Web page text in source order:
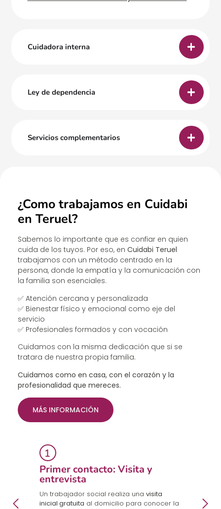
Cuidadora interna
Ley de dependencia
Servicios complementarios
¿Como trabajamos en Cuidabi
en Teruel?
Sabemos lo importante que es confiar en quien
cuida de los tuyos. Por eso, en Cuidabi Teruel
trabajamos con un método centrado en la
persona, donde la empatía y la comunicación con
la familia son esenciales.
✅ Atención cercana y personalizada
✅ Bienestar físico y emocional como eje del
servicio
✅ Profesionales formados y con vocación
Cuidamos con la misma dedicación que si se
tratara de nuestra propia familia.
Cuidamos como en casa, con el corazón y la
profesionalidad que mereces.
MÁS INFORMACIÓN
Primer contacto: Visita y
entrevista
Un trabajador social realiza una visita
inicial gratuita al domicilio para conocer la